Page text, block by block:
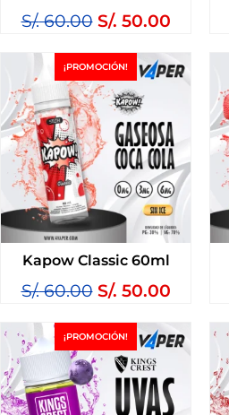
S/.60.00 S/. 50.00
¡PROMOCIÓN!
Kapow Classic 60ml
S/.60.00 S/. 50.00
¡PROMOCIÓN!